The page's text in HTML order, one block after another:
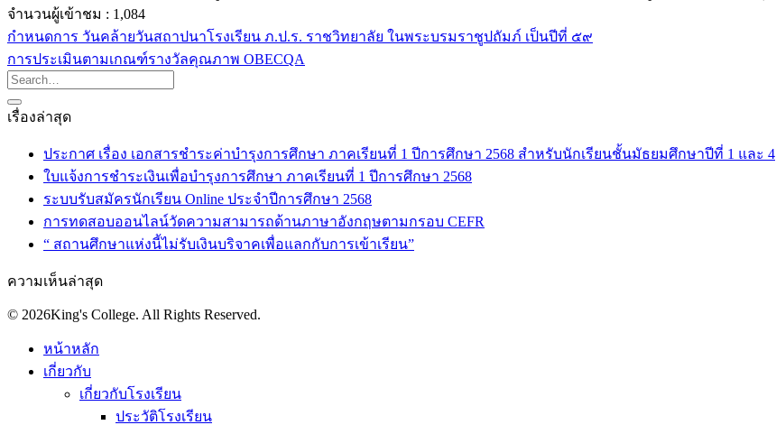
จำนวนผู้เข้าชม : 1,084
กำหนดการ วันคล้ายวันสถาปนาโรงเรียน ภ.ป.ร. ราชวิทยาลัย ในพระบรมราชูปถัมภ์ เป็นปีที่ ๕๙
การประเมินตามเกณฑ์รางวัลคุณภาพ OBECQA
เรื่องล่าสุด
ประกาศ เรื่อง เอกสารชำระค่าบำรุงการศึกษา ภาคเรียนที่ 1 ปีการศึกษา 2568 สำหรับนักเรียนชั้นมัธยมศึกษาปีที่ 1 และ 4
ใบแจ้งการชำระเงินเพื่อบำรุงการศึกษา ภาคเรียนที่ 1 ปีการศึกษา 2568
ระบบรับสมัครนักเรียน Online ประจำปีการศึกษา 2568
การทดสอบออนไลน์วัดความสามารถด้านภาษาอังกฤษตามกรอบ CEFR
“ สถานศึกษาแห่งนี้ไม่รับเงินบริจาคเพื่อแลกกับการเข้าเรียน”
ความเห็นล่าสุด
© 2026King's College. All Rights Reserved.
หน้าหลัก
เกี่ยวกับ
เกี่ยวกับโรงเรียน
ประวัติโรงเรียน